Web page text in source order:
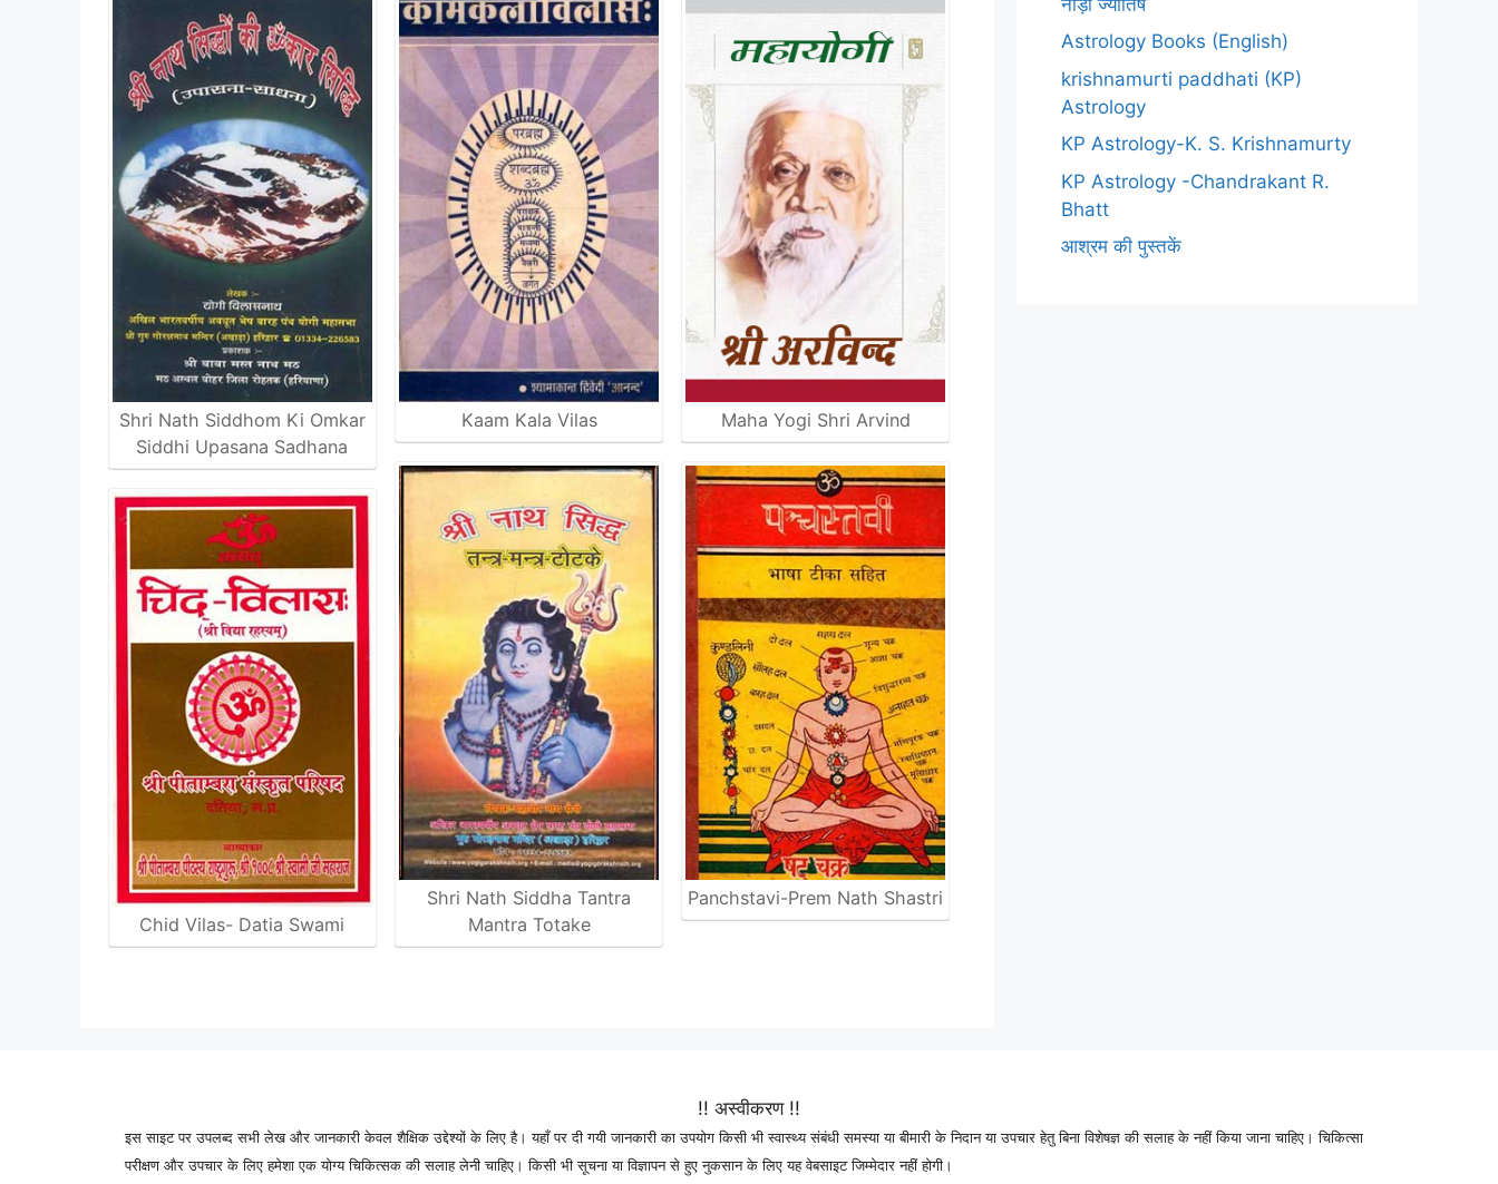
Shri Nath Siddhom Ki Omkar
Siddhi Upasana Sadhana
Chid Vilas- Datia Swami
Kaam Kala Vilas
Shri Nath Siddha Tantra
Mantra Totake
Maha Yogi Shri Arvind
Panchstavi-Prem Nath Shastri
Astrology Books (English)
krishnamurti paddhati (KP)
Astrology
KP Astrology-K. S. Krishnamurty
KP Astrology -Chandrakant R.
Bhatt
आश्रम की पुस्तकें
!! अस्वीकरण !!
इस साइट पर उपलब्द सभी लेख और जानकारी केवल शैक्षिक उद्देश्यों के लिए है। यहाँ पर दी गयी जानकारी का उपयोग किसी भी स्वास्थ्य संबंधी समस्या या बीमारी के निदान या उपचार हेतु बिना विशेषज्ञ की सलाह के नहीं किया जाना चाहिए। चिकित्सा
परीक्षण और उपचार के लिए हमेशा एक योग्य चिकित्सक की सलाह लेनी चाहिए। किसी भी सूचना या विज्ञापन से हुए नुकसान के लिए यह वेबसाइट जिम्मेदार नहीं होगी।